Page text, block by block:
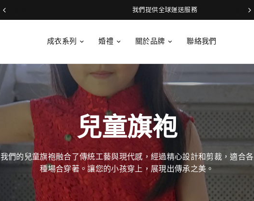
我們提供全球運送服務
成衣系列 婚禮 關於品牌 聯絡我們
兒童旗袍
我們的兒童旗袍融合了傳統工藝與現代感，經過精心設計和剪裁，適合各
種場合穿著。讓您的小孩穿上，展現出傳承之美。